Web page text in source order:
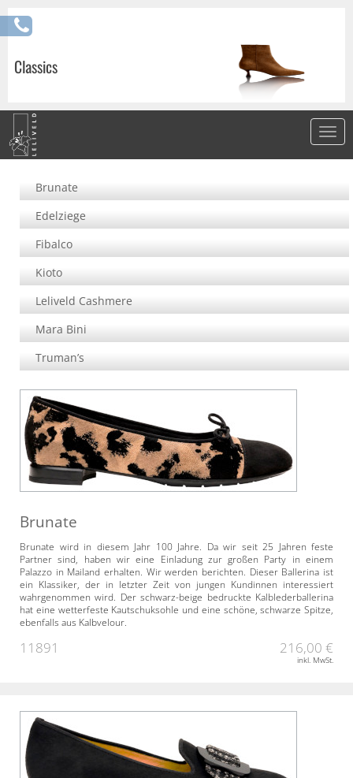
Classics
Brunate
Edelziege
Fibalco
Kioto
Leliveld Cashmere
Mara Bini
Truman’s
Brunate
Brunate wird in diesem Jahr 100 Jahre. Da wir seit 25 Jahren feste
Partner sind, haben wir eine Einladung zur großen Party in einem
Palazzo in Mailand erhalten. Wir werden berichten. Dieser Ballerina ist
ein Klassiker, der in letzter Zeit von jungen Kundinnen interessiert
wahrgenommen wird. Der schwarz-beige bedruckte Kalblederballerina
hat eine wetterfeste Kautschuksohle und eine schöne, schwarze Spitze,
ebenfalls aus Kalbvelour.
11891 216,00 €
inkl. MwSt.